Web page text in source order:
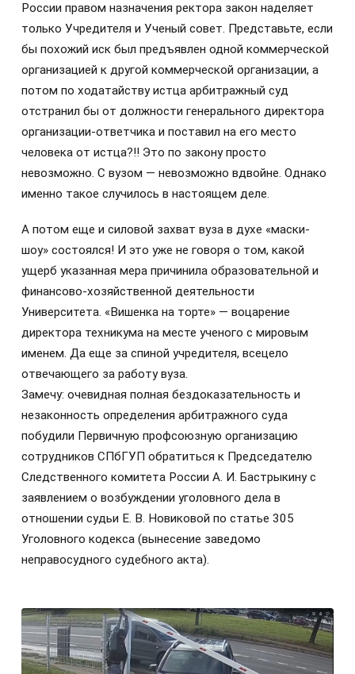
России правом назначения ректора закон наделяет
только Учредителя и Ученый совет. Представьте, если
бы похожий иск был предъявлен одной коммерческой
организацией к другой коммерческой организации, а
потом по ходатайству истца арбитражный суд
отстранил бы от должности генерального директора
организации-ответчика и поставил на его место
человека от истца?!! Это по закону просто
невозможно. С вузом — невозможно вдвойне. Однако
именно такое случилось в настоящем деле.
А потом еще и силовой захват вуза в духе «маски-
шоу» состоялся! И это уже не говоря о том, какой
ущерб указанная мера причинила образовательной и
финансово-хозяйственной деятельности
Университета. «Вишенка на торте» — воцарение
директора техникума на месте ученого с мировым
именем. Да еще за спиной учредителя, всецело
отвечающего за работу вуза.
Замечу: очевидная полная бездоказательность и
незаконность определения арбитражного суда
побудили Первичную профсоюзную организацию
сотрудников СПбГУП обратиться к Председателю
Следственного комитета России А. И. Бастрыкину с
заявлением о возбуждении уголовного дела в
отношении судьи Е. В. Новиковой по статье 305
Уголовного кодекса (вынесение заведомо
неправосудного судебного акта).